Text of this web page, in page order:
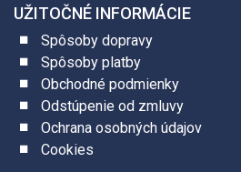
UŽITOČNÉ INFORMÁCIE
Spôsoby dopravy
Spôsoby platby
Obchodné podmienky
Odstúpenie od zmluvy
Ochrana osobných údajov
Cookies